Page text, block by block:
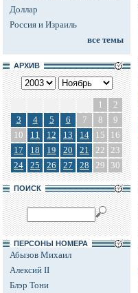
Доллар
Россия и Израиль
все темы
АРХИВ
1
2
3
4 5 6 7 8
9
10
11 12 13 14 15
16
17
18 19 20 21 22 23
24
25 26 27 28 29 30
ПОИСК
ПЕРСОНЫ НОМЕРА
Абызов Михаил
Алексий II
Блэр Тони